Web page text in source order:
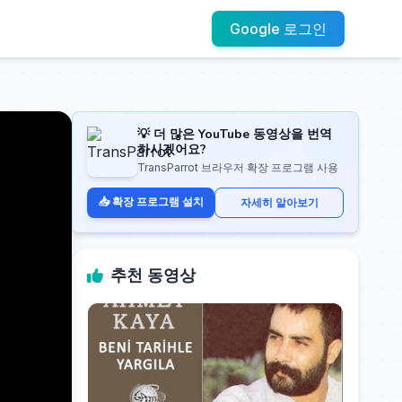
Google 로그인
💡 더 많은 YouTube 동영상을 번역
하시겠어요?
TransParrot 브라우저 확장 프로그램 사용
📥 확장 프로그램 설치 자세히 알아보기
추천 동영상